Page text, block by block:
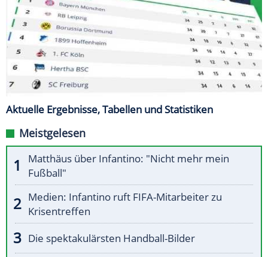
Aktuelle Ergebnisse, Tabellen und Statistiken
Meistgelesen
Matthäus über Infantino: "Nicht mehr mein
Fußball"
Medien: Infantino ruft FIFA-Mitarbeiter zu
Krisentreffen
Die spektakulärsten Handball-Bilder